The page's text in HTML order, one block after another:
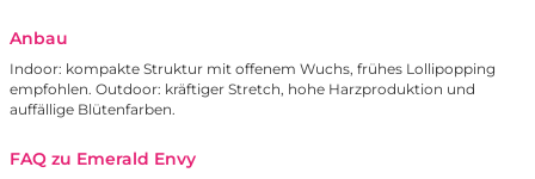
Anbau
Indoor: kompakte Struktur mit offenem Wuchs, frühes Lollipopping
empfohlen. Outdoor: kräftiger Stretch, hohe Harzproduktion und
auffällige Blütenfarben.
FAQ zu Emerald Envy